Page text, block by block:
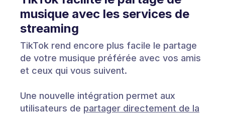
musique avec les services de
streaming
TikTok rend encore plus facile le partage
de votre musique préférée avec vos amis
et ceux qui vous suivent.
Une nouvelle intégration permet aux
utilisateurs de partager directement de la